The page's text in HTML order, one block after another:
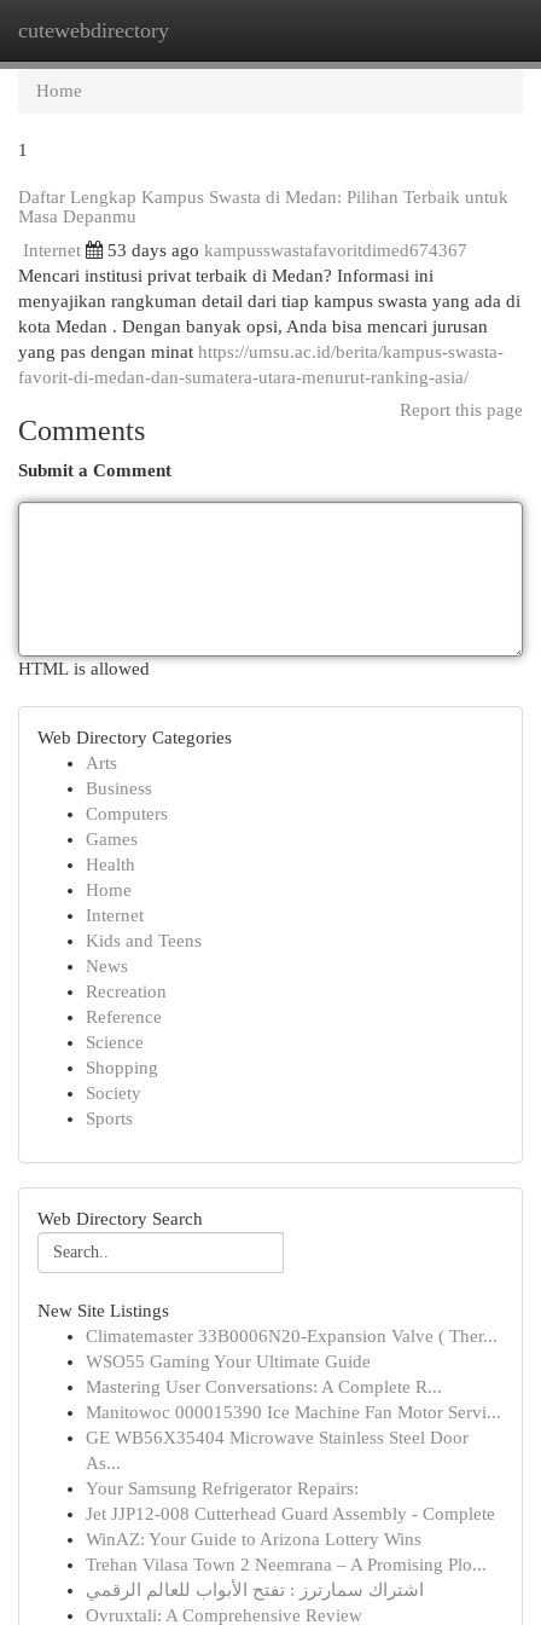
cutewebdirectory
Home
1
Daftar Lengkap Kampus Swasta di Medan: Pilihan Terbaik untuk
Masa Depanmu
Internet
53 days ago kampusswastafavoritdimed674367
Mencari institusi privat terbaik di Medan? Informasi ini
menyajikan rangkuman detail dari tiap kampus swasta yang ada di
kota Medan . Dengan banyak opsi, Anda bisa mencari jurusan
yang pas dengan minat https://umsu.ac.id/berita/kampus-swasta-
favorit-di-medan-dan-sumatera-utara-menurut-ranking-asia/
Report this page
Comments
Submit a Comment
HTML is allowed
Web Directory Categories
Arts
Business
Computers
Games
Health
Home
Internet
Kids and Teens
News
Recreation
Reference
Science
Shopping
Society
Sports
Web Directory Search
New Site Listings
Climatemaster 33B0006N20-Expansion Valve ( Ther...
WSO55 Gaming Your Ultimate Guide
Mastering User Conversations: A Complete R...
Manitowoc 000015390 Ice Machine Fan Motor Servi...
GE WB56X35404 Microwave Stainless Steel Door
As...
Your Samsung Refrigerator Repairs:
Jet JJP12-008 Cutterhead Guard Assembly - Complete
WinAZ: Your Guide to Arizona Lottery Wins
Trehan Vilasa Town 2 Neemrana – A Promising Plo...
اشتراك سمارترز : تفتح الأبواب للعالم الرقمي
Ovruxtali: A Comprehensive Review